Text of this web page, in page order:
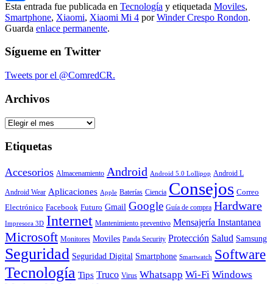
Compartir
Esta entrada fue publicada en Tecnología y etiquetada Moviles,
Smartphone, Xiaomi, Xiaomi Mi 4 porWinder Crespo Rondon.
Guarda enlace permanente.
Sígueme en Twitter
Tweets por el @ComredCR.
Archivos
Archivos
Etiquetas
Accesorios Almacenamiento Android Android 5.0 Lollipop Android L
Android Wear Aplicaciones Apple Baterías Ciencia Consejos Correo
Electrónico Facebook Futuro Gmail Google Guía de compra Hardware
Impresora 3D Internet Mantenimiento preventivo Mensajería Instantanea
Microsoft Monitores Moviles Panda Security Protección Salud Samsung
Seguridad Seguridad Digital Smartphone Smartwatch Software
Tecnología Tips Truco Virus Whatsapp Wi-Fi Windows